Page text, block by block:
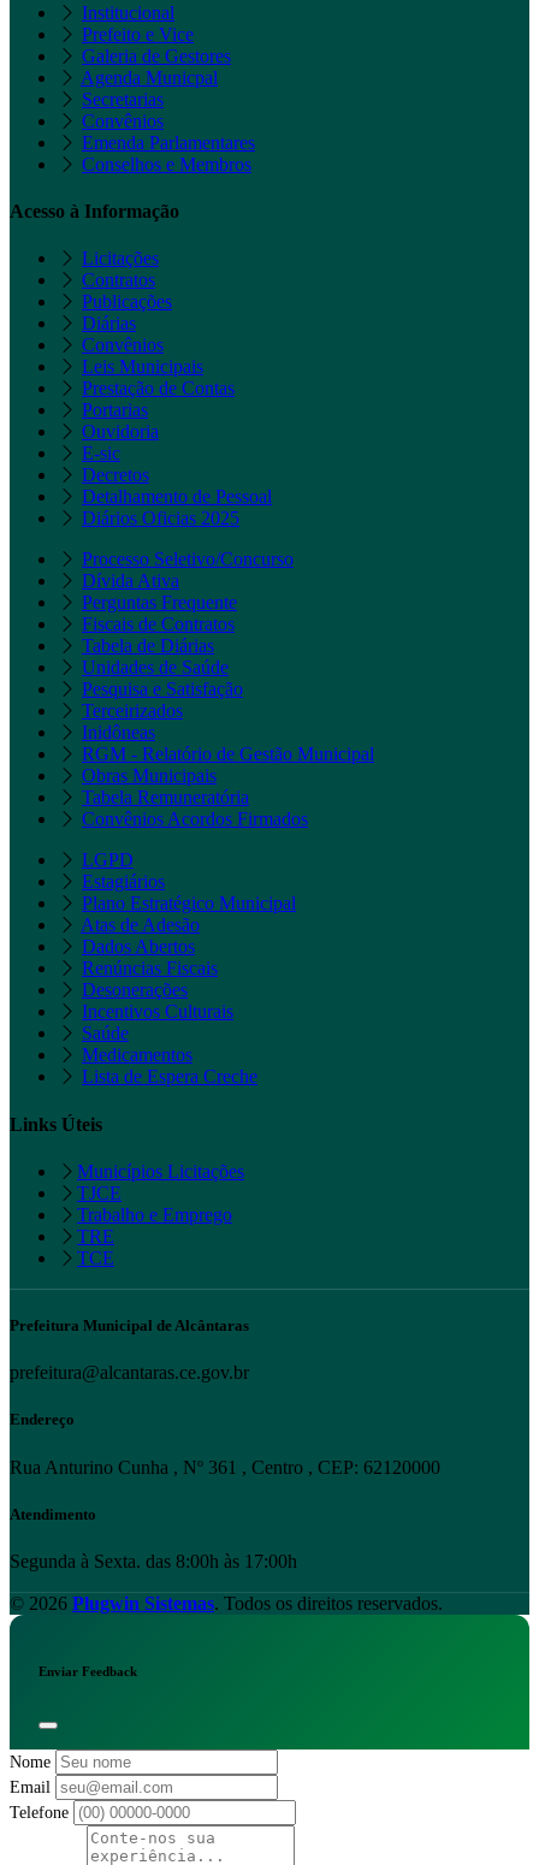
Institucional
Prefeito e Vice
Galeria de Gestores
Agenda Municpal
Secretarias
Convênios
Emenda Parlamentares
Conselhos e Membros
Acesso à Informação
Licitações
Contratos
Publicações
Diárias
Convênios
Leis Municipais
Prestação de Contas
Portarias
Ouvidoria
E-sic
Decretos
Detalhamento de Pessoal
Diários Oficias 2025
Processo Seletivo/Concurso
Dívida Ativa
Perguntas Frequente
Fiscais de Contratos
Tabela de Diárias
Unidades de Saúde
Pesquisa e Satisfação
Terceirizados
Inidôneas
RGM - Relatório de Gestão Municipal
Obras Municipais
Tabela Remuneratória
Convênios Acordos Firmados
LGPD
Estagiários
Plano Estratégico Municipal
Atas de Adesão
Dados Abertos
Renúncias Fiscais
Desonerações
Incentivos Culturais
Saúde
Medicamentos
Lista de Espera Creche
Links Úteis
Municípios Licitações
TJCE
Trabalho e Emprego
TRE
TCE
Prefeitura Municipal de Alcântaras
prefeitura@alcantaras.ce.gov.br
Endereço
Rua Anturino Cunha , Nº 361 , Centro , CEP: 62120000
Atendimento
Segunda à Sexta. das 8:00h às 17:00h
© 2026 Plugwin Sistemas. Todos os direitos reservados.
Enviar Feedback
Nome
Email
Telefone